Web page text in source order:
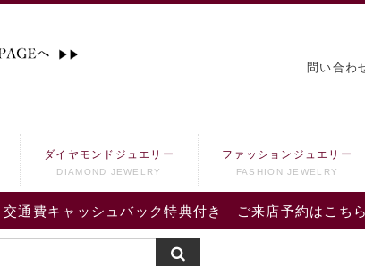
問い合わ
交通費キャッシュバック特典付き ご来店予約はこち
ダイヤモンドジュエリー
DIAMOND JEWELRY
ファッションジュエリー
FASHION JEWELRY